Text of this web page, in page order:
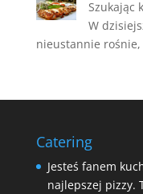
Szukając
W
nieustannie
Catering
Jesteś fanem
najlepszej pizzy.